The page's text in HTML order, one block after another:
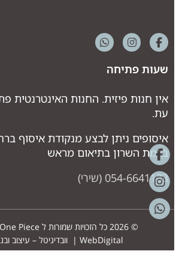
שעות פתיחה
אין חנות פיזית. החנות האינטרנטית
עת.
איסופים ניתן לבצע מנקודת איסוף
ברמת השרון בתיאום מראש
054-6641133 (שירי)
© 2026 כל הזכויות שמורות ל
One Piece | חנות אונליין
WebDigital | וובדיגיטל – עיצוב ובניית אתרים